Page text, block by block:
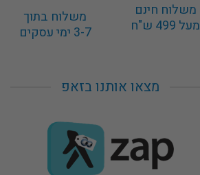
משלוח חינם
מעל 499 ש"ח
משלוח בתוך
3-7 ימי עסקים
מצאו אותנו בזאפ